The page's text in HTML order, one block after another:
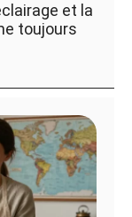
et la
toujours